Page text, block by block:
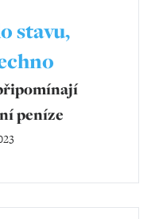
stavu,
peníze